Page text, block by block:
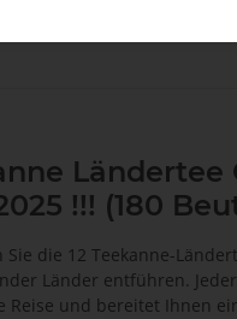
Ländertee
!!! (180
Sie die 12 Teekanne-
Länder entführen.
Reise und bereitet Ihnen